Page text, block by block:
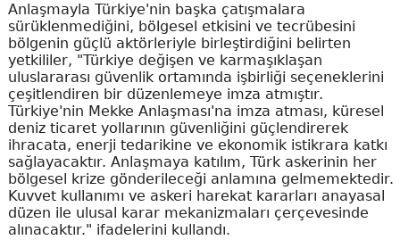
Anlaşmayla Türkiye'nin başka çatışmalara
sürüklenmediğini, bölgesel etkisini ve tecrübesini
bölgenin güçlü aktörleriyle birleştirdiğini belirten
yetkililer, "Türkiye değişen ve karmaşıklaşan
uluslararası güvenlik ortamında işbirliği seçeneklerini
çeşitlendiren bir düzenlemeye imza atmıştır.
Türkiye'nin Mekke Anlaşması'na imza atması, küresel
deniz ticaret yollarının güvenliğini güçlendirerek
ihracata, enerji tedarikine ve ekonomik istikrara katkı
sağlayacaktır. Anlaşmaya katılım, Türk askerinin her
bölgesel krize gönderileceği anlamına gelmemektedir.
Kuvvet kullanımı ve askeri harekat kararları anayasal
düzen ile ulusal karar mekanizmaları çerçevesinde
alınacaktır." ifadelerini kullandı.